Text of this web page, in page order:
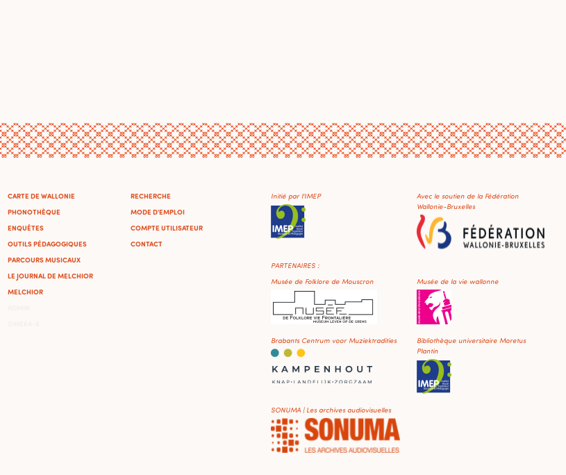
CARTE DE WALLONIE
PHONOTHÈQUE
ENQUÊTES
OUTILS PÉDAGOGIQUES
PARCOURS MUSICAUX
LE JOURNAL DE MELCHIOR
MELCHIOR
RECHERCHE
MODE D'EMPLOI
COMPTE UTILISATEUR
CONTACT
Initié par l'IMEP
Avec le soutien de la Fédération
Wallonie-Bruxelles
PARTENAIRES :
Musée de Folklore de Mouscron
Musée de la vie wallonne
Brabants Centrum voor Muziektradities
Bibliothèque universitaire Moretus
Plantin
SONUMA | Les archives audiovisuelles